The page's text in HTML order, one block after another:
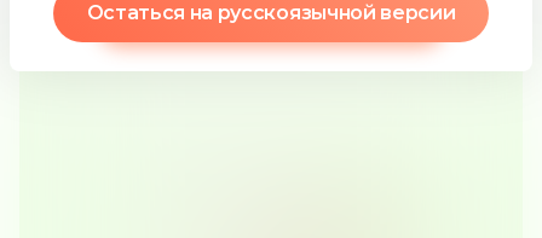
Остаться на русскоязычной версии
Проспект